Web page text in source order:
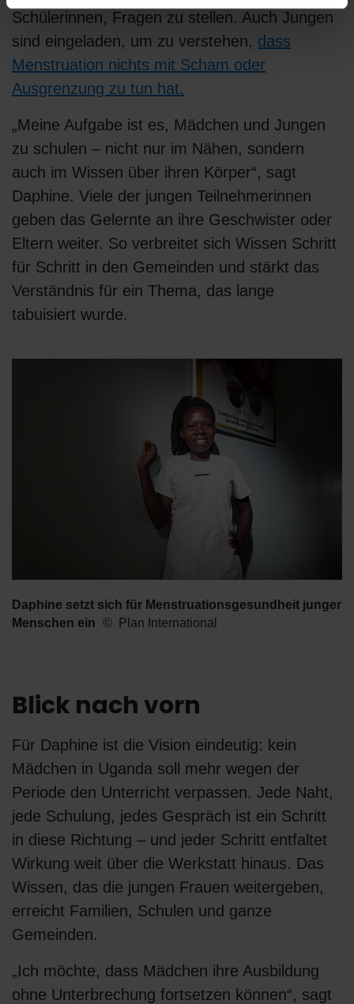
Schülerinnen, Fragen zu stellen. Auch Jungen
sind eingeladen, um zu verstehen, dass
Menstruation nichts mit Scham oder
Ausgrenzung zu tun hat.
„Meine Aufgabe ist es, Mädchen und Jungen
zu schulen – nicht nur im Nähen, sondern
auch im Wissen über ihren Körper“, sagt
Daphine. Viele der jungen Teilnehmerinnen
geben das Gelernte an ihre Geschwister oder
Eltern weiter. So verbreitet sich Wissen Schritt
für Schritt in den Gemeinden und stärkt das
Verständnis für ein Thema, das lange
tabuisiert wurde.
Daphine setzt sich für Menstruationsgesundheit junger
Menschen ein
Plan International
Blick nach vorn
Für Daphine ist die Vision eindeutig: kein
Mädchen in Uganda soll mehr wegen der
Periode den Unterricht verpassen. Jede Naht,
jede Schulung, jedes Gespräch ist ein Schritt
in diese Richtung – und jeder Schritt entfaltet
Wirkung weit über die Werkstatt hinaus. Das
Wissen, das die jungen Frauen weitergeben,
erreicht Familien, Schulen und ganze
Gemeinden.
„Ich möchte, dass Mädchen ihre Ausbildung
ohne Unterbrechung fortsetzen können“, sagt